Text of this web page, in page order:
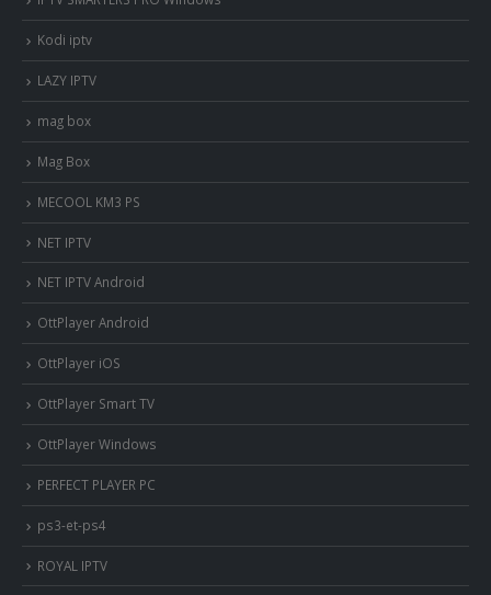
Kodi iptv
LAZY IPTV
mag box
Mag Box
MECOOL KM3 PS
NET IPTV
NET IPTV Android
OttPlayer Android
OttPlayer iOS
OttPlayer Smart TV
OttPlayer Windows
PERFECT PLAYER PC
ps3-et-ps4
ROYAL IPTV